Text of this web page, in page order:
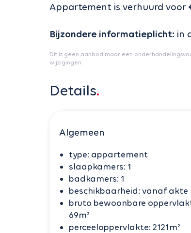
Appartement is verhuurd voor
Bijzondere informatieplicht: in
Dit is geen aanbod maar een
wijzigingen.
Details
Algemeen
type: appartement
slaapkamers: 1
badkamers: 1
beschikbaarheid: vanaf akte
bruto bewoonbare
69m²
perceeloppervlakte: 2121m²